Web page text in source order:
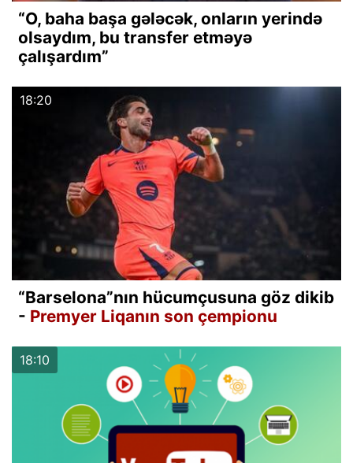
“O, baha başa gələcək, onların yerində
olsaydım, bu transfer etməyə
çalışardım”
18:20
“Barselona”nın hücumçusuna göz dikib
- Premyer Liqanın son çempionu
18:10